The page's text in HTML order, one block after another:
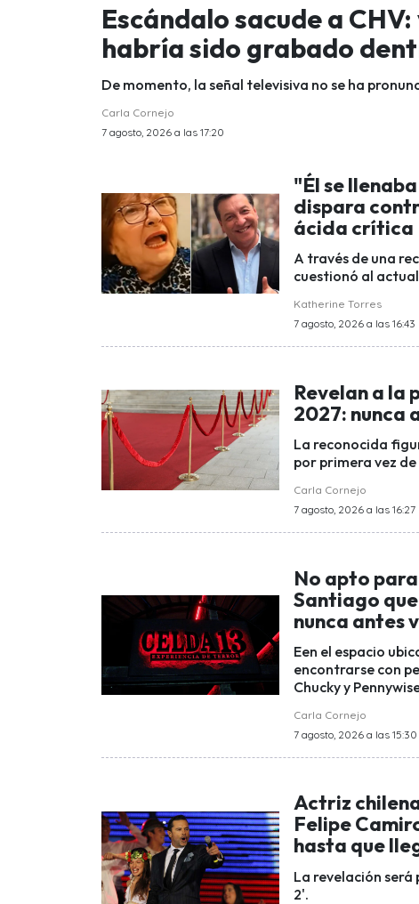
Escándalo sacude a
habría sido grabado
De momento, la señal televisiva no se ha
Carla Cornejo
7 agosto, 2026 a las 17:20
"Él se
dispara
ácida crítica
A través de una
cuestionó al
Katherine Torres
7 agosto, 2026 a las 16:43
Revelan a la
2027: nunca
La reconocida
por primera vez
Carla Cornejo
7 agosto, 2026 a las 16:27
No apto
Santiago
nunca antes
Een el espacio
encontrarse con
Chucky y
Carla Cornejo
7 agosto, 2026 a las 15:30
Actriz
Felipe
hasta que
La revelación será
2'.